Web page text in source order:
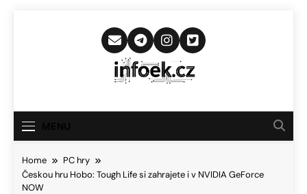
Infoek.cz
Novinkám
Home
PC hry
Českou hru Hobo: Tough Life si zahrajete i v NVIDIA GeForce
NOW